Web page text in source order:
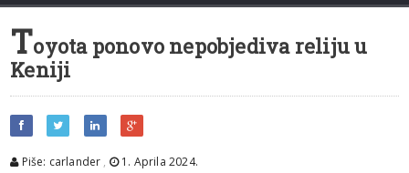
Toyota ponovo nepobjediva reliju u
Keniji
Piše: carlander , 1. Aprila 2024.